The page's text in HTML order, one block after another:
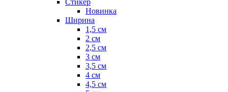
Стикер
Новинка
Ширина
1,5 см
2 см
2,5 см
3 см
3,5 см
4 см
4,5 см